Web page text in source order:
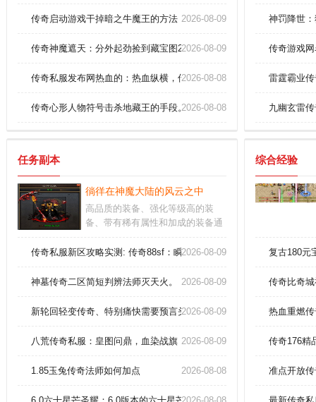
传奇启动游戏干掉暗之牛魔王的方法 2026-08-09
传奇神魔遮天：分外起劲捡到藏宝图2202026-08-09
传奇私服发布网热血的：热血纵横，传奇乐园，尽享激情刺激！
2026-08-08
传奇心形人物符号击杀地藏王的手段。2026-08-08
神罚降世
传奇游戏
雷霆霸业
九幽玄雷
任务副本
徜徉在神魔大陆的风云之中
高品质的装备、强化等级高的装
备、带有稀有属性和加成的装备通
场，占领城池，一直以来都是最刺
属于自己的独特风格，并与其他玩
传奇私服新区攻略实测: 传奇88sf：瞬间秒拍护身戒指？
2026-08-09
神墓传奇二区简短判辨法师灭天火。 2026-08-09
新轮回轻变传奇、特别痛快需要预言头盔(战)。
2026-08-09
八荒传奇私服：皇图问鼎，血染战旗！2026-08-09
1.85玉兔传奇法师如何加点 2026-08-08
综合经验
复古180元
传奇比奇
热血重燃
传奇176精
准点开放